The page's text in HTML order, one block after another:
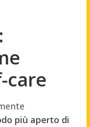
care
più aperto di